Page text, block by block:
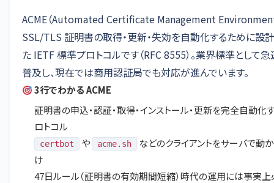
ACME（Automated Certificate Management Environment
SSL/TLS 証明書の取得・更新・失効を自動化するために設
た IETF 標準プロトコルです（RFC 8555）。業界標準として
普及し、現在では商用認証局でも対応が進んでいます。
3行でわかる ACME
証明書の申込・認証・取得・インストール・更新を完全自動化
ロトコル
certbot や acme.sh
などのクライアントをサーバで動
け
47日ルール（証明書の有効期間短縮）時代の運用には事実